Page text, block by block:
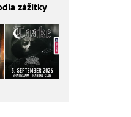
zážitky